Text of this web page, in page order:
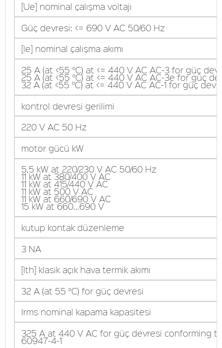
[Ue] nominal çalışma voltajı
Güç devresi: <= 690 V AC 50/60 Hz
[Ie] nominal çalışma akımı
25 A (at <55 °C) at <= 440 V AC AC-3 for güç
25 A (at <55 °C) at <= 440 V AC AC-3e for güç
32 A (at <55 °C) at <= 440 V AC AC-1 for güç
kontrol devresi gerilimi
220 V AC 50 Hz
motor gücü kW
5,5 kW at 220/230 V AC 50/60 Hz
11 kW at 380/400 V AC
11 kW at 415/440 V AC
11 kW at 500 V AC
11 kW at 660/690 V AC
15 kW at 660...690 V
kutup kontak düzenleme
3 NA
[Ith] klasik açık hava termik akımı
32 A (at 55 °C) for güç devresi
Irms nominal kapama kapasitesi
325 A at 440 V AC for güç devresi conforming
60947-4-1